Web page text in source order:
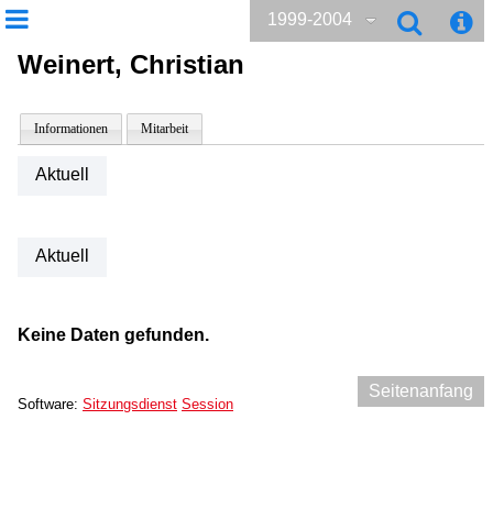
1999-2004
Weinert, Christian
Informationen Mitarbeit
Aktuell
Aktuell
Keine Daten gefunden.
Seitenanfang
Software: Sitzungsdienst Session